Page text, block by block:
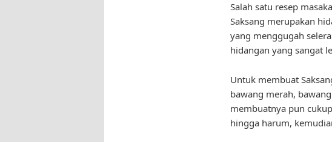
Salah satu resep
Saksang merupakan
yang menggugah
hidangan yang sangat
Untuk membuat
bawang merah,
membuatnya pun
hingga harum,